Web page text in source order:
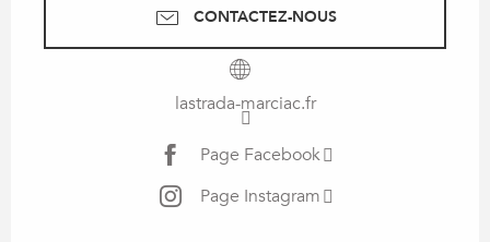
CONTACTEZ-NOUS
lastrada-marciac.fr
Page Facebook
Page Instagram